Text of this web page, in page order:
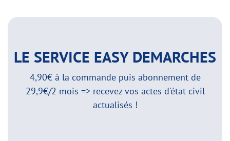
LE SERVICE EASY DEMARCHES
4,90€ à la commande puis abonnement de
29,9€/2 mois => recevez vos actes d'état civil
actualisés !